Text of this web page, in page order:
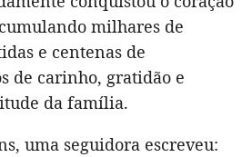
milhares de
e centenas de
de carinho, gratidão e
da família.
uma seguidora escreveu: